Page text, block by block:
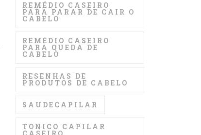
REMÉDIO CASEIRO
PARA PARAR DE CAIR O
CABELO
REMÉDIO CASEIRO
PARA QUEDA DE
CABELO
RESENHAS DE
PRODUTOS DE CABELO
SAUDECAPILAR
TONICO CAPILAR